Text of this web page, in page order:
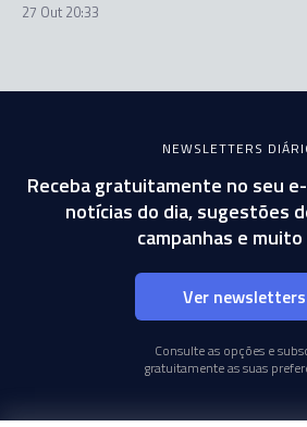
27 Out 20:33
NEWSLETTERS
Receba gratuitamente no seu
notícias do dia, sugestões
campanhas e muito
Ver newsletters
Consulte as opções e
gratuitamente as suas